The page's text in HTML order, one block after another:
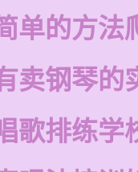
单的方法
卖钢琴的
歌排练学